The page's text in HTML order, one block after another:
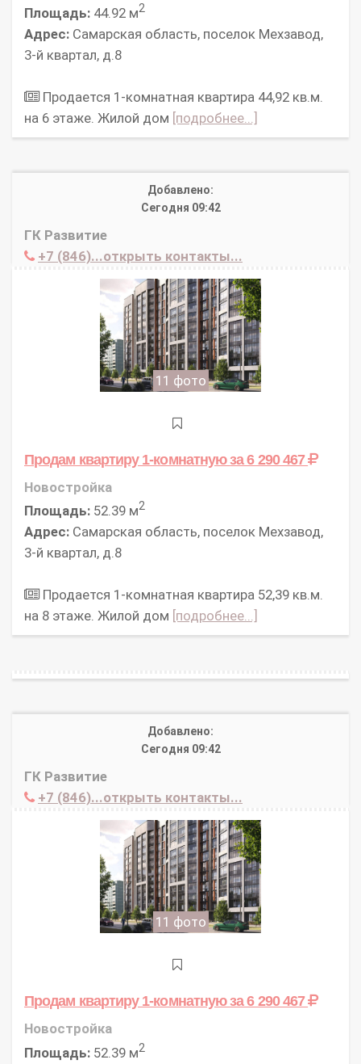
Площадь: 44.92 м2
Адрес: Самарская область, поселок Мехзавод,
3-й квартал, д.8
Продается 1-комнатная квартира 44,92 кв.м.
на 6 этаже. Жилой дом [подробнее...]
Добавлено:
Сегодня 09:42
ГК Развитие
+7 (846)...открыть контакты...
11 фото
Продам квартиру 1-комнатнуюза 6 290 467
Новостройка
Площадь: 52.39 м2
Адрес: Самарская область, поселок Мехзавод,
3-й квартал, д.8
Продается 1-комнатная квартира 52,39 кв.м.
на 8 этаже. Жилой дом [подробнее...]
Добавлено:
Сегодня 09:42
ГК Развитие
+7 (846)...открыть контакты...
11 фото
Продам квартиру 1-комнатнуюза 6 290 467
Новостройка
Площадь: 52.39 м2